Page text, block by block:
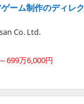
ーム制作のディレ
Co. Ltd.
699万6,000円